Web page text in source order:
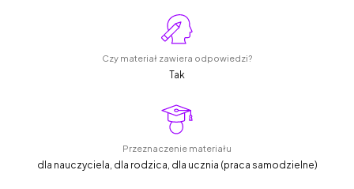
Czy materiał zawiera odpowiedzi?
Tak
Przeznaczenie materiału
dla nauczyciela, dla rodzica, dla ucznia (praca samodzielne)